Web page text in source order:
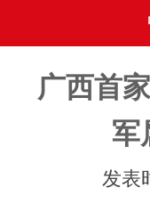
广西首
军
发表